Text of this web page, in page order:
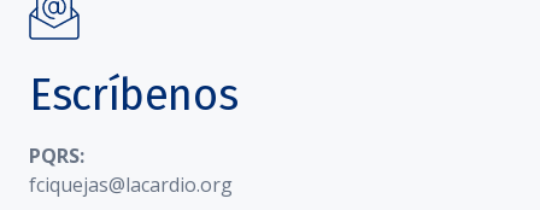
Escríbenos
PQRS:
fciquejas@lacardio.org